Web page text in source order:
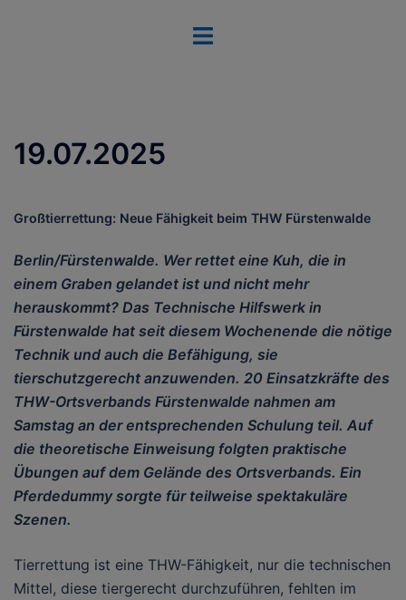
Menü
19.07.2025
Großtierrettung: Neue Fähigkeit beim THW Fürstenwalde
Berlin/Fürstenwalde. Wer rettet eine Kuh, die in
einem Graben gelandet ist und nicht mehr
herauskommt? Das Technische Hilfswerk in
Fürstenwalde hat seit diesem Wochenende die nötige
Technik und auch die Befähigung, sie
tierschutzgerecht anzuwenden. 20 Einsatzkräfte des
THW-Ortsverbands Fürstenwalde nahmen am
Samstag an der entsprechenden Schulung teil. Auf
die theoretische Einweisung folgten praktische
Übungen auf dem Gelände des Ortsverbands. Ein
Pferdedummy sorgte für teilweise spektakuläre
Szenen.
Tierrettung ist eine THW-Fähigkeit, nur die technischen
Mittel, diese tiergerecht durchzuführen, fehlten im